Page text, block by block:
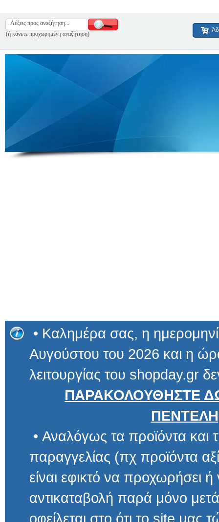
(ή κάνετε προχωρημένη αναζήτηση)
• Καλημέρα σας, η
Αυγούστου του 2026 και η
λειτουργίας του shopday.gr
ΠΑΡΑΚΟΛΟΥΘΗΣΤΕ
• Αναλόγως τα προϊόντα και
παραγγελίας (πχ προϊόντα αξίας
είναι εφικτό να προχωρήσει ή να
αντικαταβολή παρά μόνο μετά
οφείλεται στο ότι το site μας τώρα
τους πρώην προμηθευτές μας